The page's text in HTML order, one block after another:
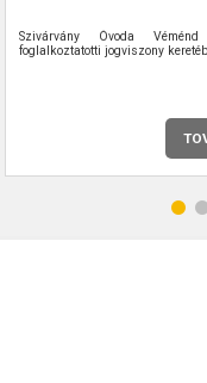
Szivárvány Óvoda
foglalkoztatotti jogviszony